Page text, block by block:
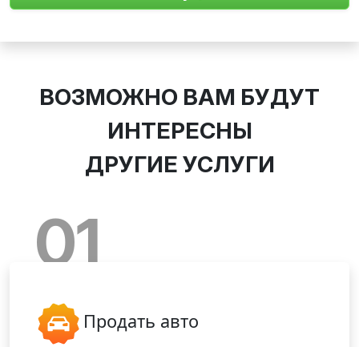
ВОЗМОЖНО ВАМ БУДУТ
ИНТЕРЕСНЫ
ДРУГИЕ УСЛУГИ
01
Продать авто